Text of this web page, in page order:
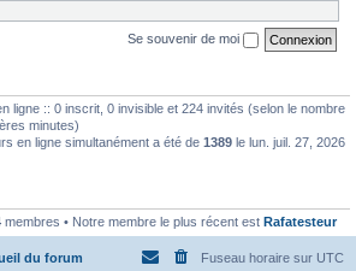
Se souvenir de moi
ligne :: 0 inscrit, 0 invisible et 224 invités (selon le nombre
minutes)
en ligne simultanément a été de 1389 le lun. juil. 27, 2026
membres • Notre membre le plus récent est Rafatesteur
du forum Fuseau horaire sur UTC